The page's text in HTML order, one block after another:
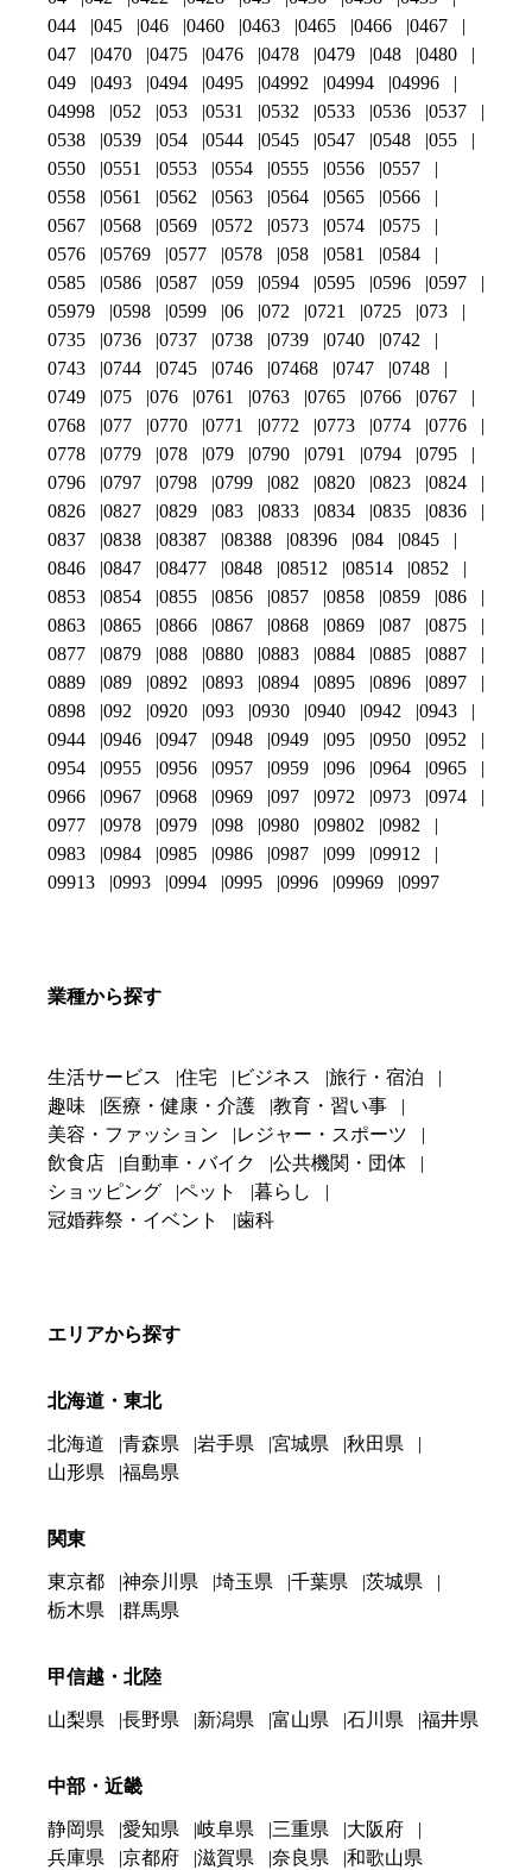
044
045 046 0460 0463 0465 0466
0467
047
0470 0475 0476 0478 0479 048
0480
049
0493 0494 0495 04992 04994
04996
04998
052 053 0531 0532 0533 0536
0537
0538
0539 054 0544 0545 0547 0548
055
0550
0551 0553 0554 0555 0556
0557
0558
0561 0562 0563 0564 0565
0566
0567
0568 0569 0572 0573 0574
0575
0576
05769 0577 0578 058 0581
0584
0585
0586 0587 059 0594 0595 0596
0597
05979
0598 0599 06 072 0721 0725
073
0735
0736 0737 0738 0739 0740
0742
0743
0744 0745 0746 07468 0747
0748
0749
075 076 0761 0763 0765 0766
0767
0768
077 0770 0771 0772 0773 0774
0776
0778
0779 078 079 0790 0791 0794
0795
0796
0797 0798 0799 082 0820 0823
0824
0826
0827 0829 083 0833 0834 0835
0836
0837
0838 08387 08388 08396 084
0845
0846
0847 08477 0848 08512 08514
0852
0853
0854 0855 0856 0857 0858 0859
086
0863
0865 0866 0867 0868 0869 087
0875
0877
0879 088 0880 0883 0884 0885
0887
0889
089 0892 0893 0894 0895 0896
0897
0898
092 0920 093 0930 0940 0942
0943
0944
0946 0947 0948 0949 095 0950
0952
0954
0955 0956 0957 0959 096 0964
0965
0966
0967 0968 0969 097 0972 0973
0974
0977
0978 0979 098 0980 09802
0982
0983
0984 0985 0986 0987 099
09912
09913
0993 0994 0995 0996 09969 0997
業種から探す
生活サービス 住宅 ビジネス
旅行・宿泊
趣味
医療・健康・介護
教育・習い事
美容・ファッション
レジャー・スポーツ
飲食店
自動車・バイク
公共機関・団体
ショッピング
ペット
暮らし
冠婚葬祭・イベント
歯科
エリアから探す
北海道・東北
北海道 青森県 岩手県 宮城県
秋田県
山形県
福島県
関東
東京都 神奈川県 埼玉県 千葉県
茨城県
栃木県
群馬県
甲信越・北陸
山梨県 長野県 新潟県 富山県 石川県 福井県
中部・近畿
静岡県 愛知県 岐阜県 三重県
大阪府
兵庫県
京都府 滋賀県 奈良県 和歌山県